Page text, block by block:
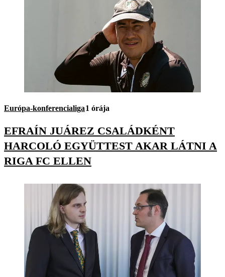
Európa-konferencialiga1 órája
EFRAÍN JUÁREZ CSALÁDKÉNT
HARCOLÓ EGYÜTTEST AKAR LÁTNI A
RIGA FC ELLEN